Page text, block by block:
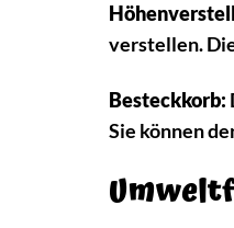
verstellen.
Besteckkorb:
Sie können